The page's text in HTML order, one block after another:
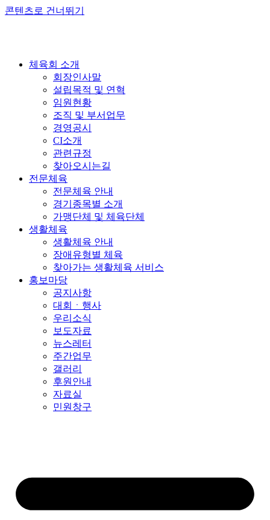
콘텐츠로 건너뛰기
체육회 소개
회장인사말
설립목적 및 연혁
임원현황
조직 및 부서업무
경영공시
CI소개
관련규정
찾아오시는길
전문체육
전문체육 안내
경기종목별 소개
가맹단체 및 체육단체
생활체육
생활체육 안내
장애유형별 체육
찾아가는 생활체육 서비스
홍보마당
공지사항
대회ㆍ행사
우리소식
보도자료
뉴스레터
주간업무
갤러리
후원안내
자료실
민원창구